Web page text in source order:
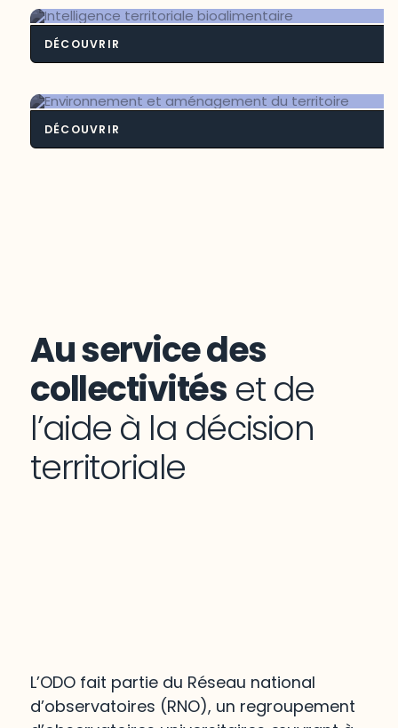
DÉCOUVRIR
DÉCOUVRIR
Au service des
collectivités et de
l’aide à la décision
territoriale
L’ODO fait partie du Réseau national
d’observatoires (RNO), un regroupement